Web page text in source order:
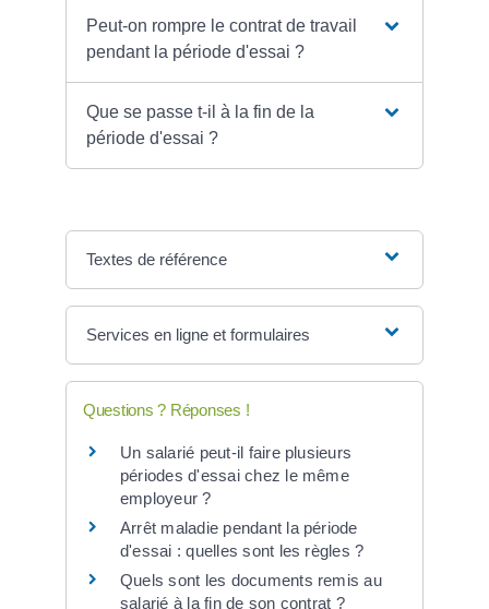
Peut-on rompre le contrat de travail
pendant la période d'essai ?
Que se passe t-il à la fin de la
période d'essai ?
Textes de référence
Services en ligne et formulaires
Questions ? Réponses !
Un salarié peut-il faire plusieurs
périodes d'essai chez le même
employeur ?
Arrêt maladie pendant la période
d'essai : quelles sont les règles ?
Quels sont les documents remis au
salarié à la fin de son contrat ?